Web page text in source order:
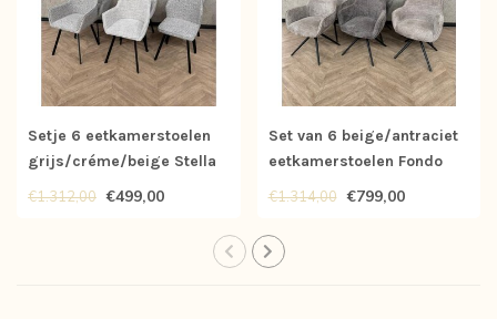
Setje 6 eetkamerstoelen
grijs/créme/beige Stella
*showroom
€1.312,00 €499,00
Set van 6 beige/antraciet
eetkamerstoelen Fondo
*showroom
€1.314,00 €799,00